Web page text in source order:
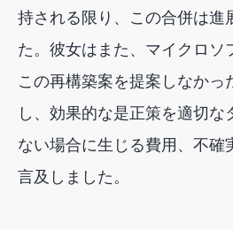
持される限り、この合併は進
た。彼女はまた、マイクロソ
この再構築案を提案しなかっ
し、効果的な是正策を適切な
ない場合に生じる費用、不確
言及しました。